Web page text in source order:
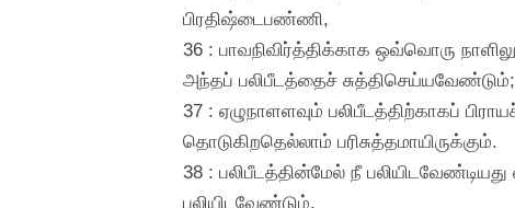
பிரதிஷ்டைபண்ணி,
36 : பாவநிவிர்த்திக்காக ஒவ்வொரு
அந்தப் பலிபீடத்தைச்
37 : ஏழுநாளளவும் பலிபீடத்திற்காகப்
தொடுகிறதெல்லாம் பரிசுத்தமாயிருக்கும்.
38 : பலிபீடத்தின்மேல் நீ
பலியிடவேண்டும்.